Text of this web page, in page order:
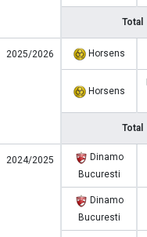
Total
2025/2026 Horsens
Horsens
Total
2024/2025
Dinamo
Bucuresti
Dinamo
Bucuresti